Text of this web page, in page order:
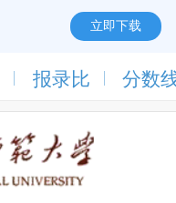
立即下载
报录比 分数